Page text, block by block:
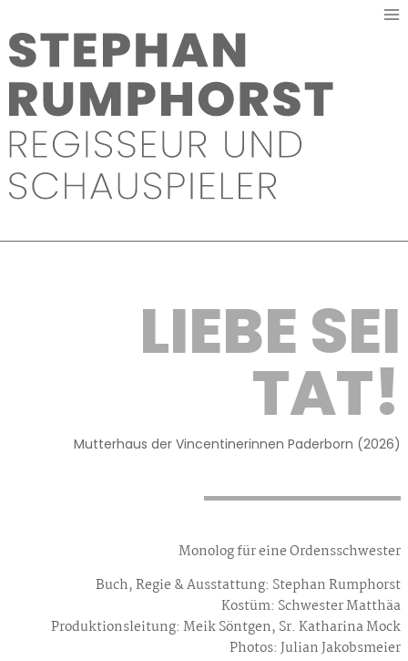
Inhalt
springen
LIEBE SEI
TAT!
Mutterhaus der Vincentinerinnen Paderborn (2026)
Monolog für eine Ordensschwester
Buch, Regie & Ausstattung: Stephan Rumphorst
Kostüm: Schwester Matthäa
Produktionsleitung: Meik Söntgen, Sr. Katharina Mock
Photos: Julian Jakobsmeier